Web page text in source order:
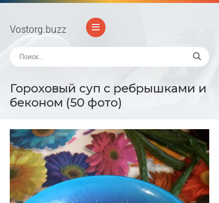
Vostorg.buzz
Гороховый суп с ребрышками и
беконом (50 фото)